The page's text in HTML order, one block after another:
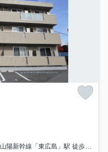
山陽新幹線「東広島」駅 徒歩56分